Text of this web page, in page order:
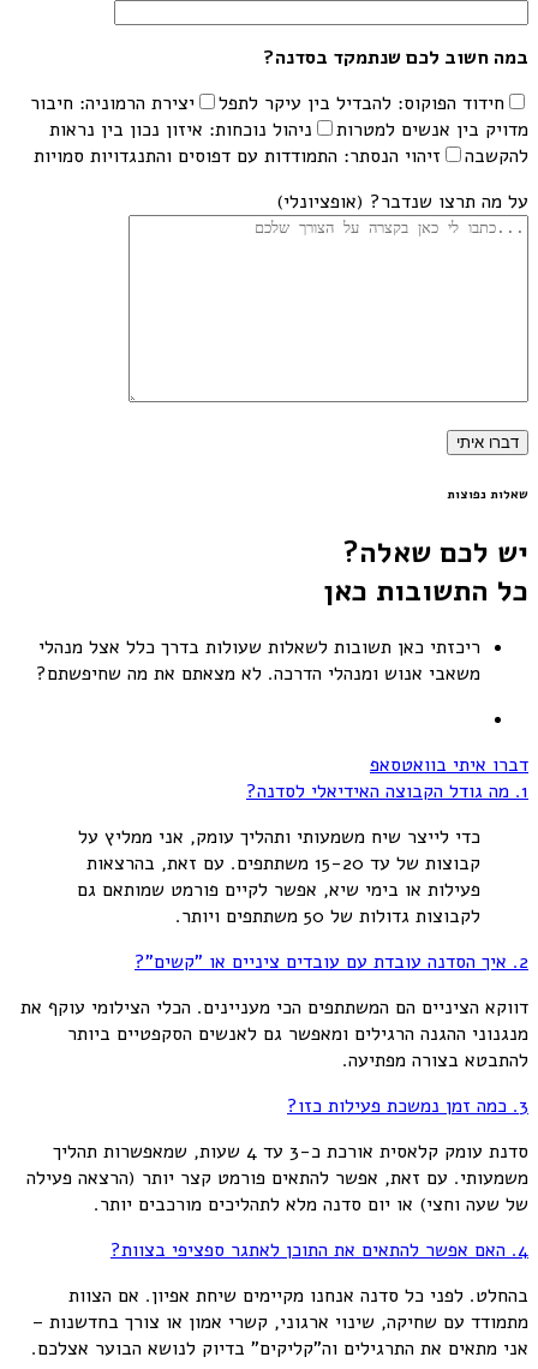
במה חשוב לכם שנתמקד בסדנה?
חידוד הפוקוס: להבדיל בין עיקר לתפל
יצירת הרמוניה: חיבור
מדויק בין אנשים למטרות
ניהול נוכחות: איזון נכון בין נראות
להקשבה
זיהוי הנסתר: התמודדות עם דפוסים והתנגדויות סמויות
על מה תרצו שנדבר? (אופציונלי)
שאלות נפוצות
יש לכם שאלה?
כל התשובות כאן
ריכזתי כאן תשובות לשאלות שעולות בדרך כלל אצל מנהלי
משאבי אנוש ומנהלי הדרכה. לא מצאתם את מה שחיפשתם?
דברו איתי בוואטסאפ
1. מה גודל הקבוצה האידיאלי לסדנה?
כדי לייצר שיח משמעותי ותהליך עומק, אני ממליץ על
קבוצות של עד 15-20 משתתפים. עם זאת, בהרצאות
פעילות או בימי שיא, אפשר לקיים פורמט שמותאם גם
לקבוצות גדולות של 50 משתתפים ויותר.
2. איך הסדנה עובדת עם עובדים ציניים או "קשים"?
דווקא הציניים הם המשתתפים הכי מעניינים. הכלי הצילומי עוקף את
מנגנוני ההגנה הרגילים ומאפשר גם לאנשים הסקפטיים ביותר
להתבטא בצורה מפתיעה.
3. כמה זמן נמשכת פעילות כזו?
סדנת עומק קלאסית אורכת כ-3 עד 4 שעות, שמאפשרות תהליך
משמעותי. עם זאת, אפשר להתאים פורמט קצר יותר (הרצאה פעילה
של שעה וחצי) או יום סדנה מלא לתהליכים מורכבים יותר.
4. האם אפשר להתאים את התוכן לאתגר ספציפי בצוות?
בהחלט. לפני כל סדנה אנחנו מקיימים שיחת אפיון. אם הצוות
מתמודד עם שחיקה, שינוי ארגוני, קשרי אמון או צורך בחדשנות –
אני מתאים את התרגילים וה"קליקים" בדיוק לנושא הבוער אצלכם.